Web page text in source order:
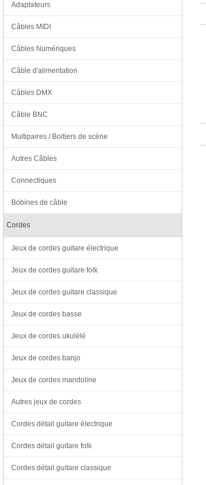
Adaptateurs
Câbles MIDI
Câbles Numériques
Câble d'alimentation
Câbles DMX
Câble BNC
Multipaires / Boitiers de scène
Autres Câbles
Connectiques
Bobines de câble
Cordes
Jeux de cordes guitare électrique
Jeux de cordes guitare folk
Jeux de cordes guitare classique
Jeux de cordes basse
Jeux de cordes ukulélé
Jeux de cordes banjo
Jeux de cordes mandoline
Autres jeux de cordes
Cordes détail guitare électrique
Cordes détail guitare folk
Cordes détail guitare classique